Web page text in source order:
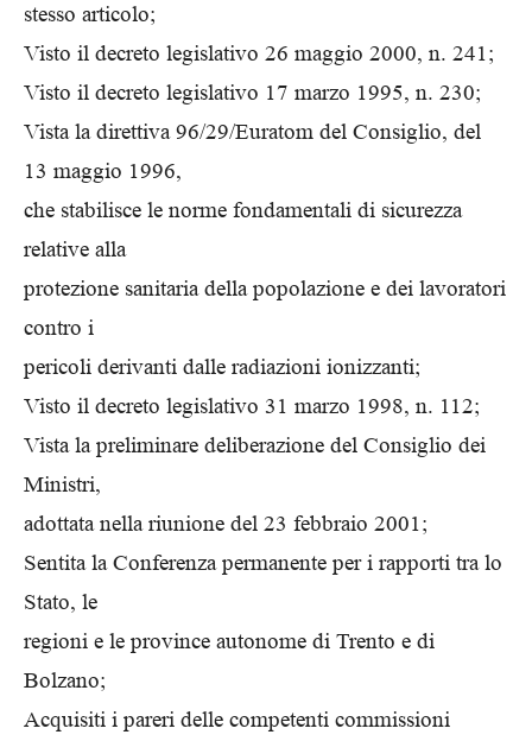
stesso articolo;
Visto il decreto legislativo 26 maggio 2000, n. 241;
Visto il decreto legislativo 17 marzo 1995, n. 230;
Vista la direttiva 96/29/Euratom del Consiglio, del
13 maggio 1996,
che stabilisce le norme fondamentali di sicurezza
relative alla
protezione sanitaria della popolazione e dei lavoratori
contro i
pericoli derivanti dalle radiazioni ionizzanti;
Visto il decreto legislativo 31 marzo 1998, n. 112;
Vista la preliminare deliberazione del Consiglio dei
Ministri,
adottata nella riunione del 23 febbraio 2001;
Sentita la Conferenza permanente per i rapporti tra lo
Stato, le
regioni e le province autonome di Trento e di
Bolzano;
Acquisiti i pareri delle competenti commissioni